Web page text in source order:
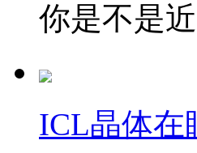
你是不是
ICL晶体在